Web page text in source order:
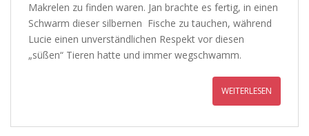
Makrelen zu finden waren. Jan brachte es fertig, in einen
Schwarm dieser silbernen Fische zu tauchen, während
Lucie einen unverständlichen Respekt vor diesen
„süßen“ Tieren hatte und immer wegschwamm.
WEITERLESEN